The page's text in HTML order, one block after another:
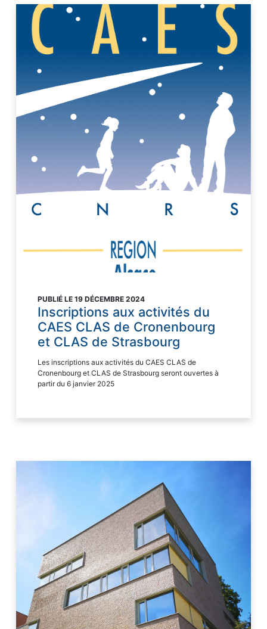
PUBLIÉ LE 19 DÉCEMBRE 2024
Inscriptions aux activités du
CAES CLAS de Cronenbourg
et CLAS de Strasbourg
Les inscriptions aux activités du CAES CLAS de
Cronenbourg et CLAS de Strasbourg seront ouvertes à
partir du 6 janvier 2025